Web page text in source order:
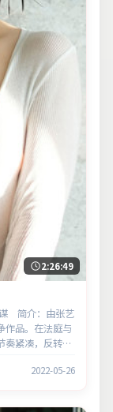
2:26:49
简介：由张艺
作品。在法庭与
奏紧凑，反转不
2022-05-26